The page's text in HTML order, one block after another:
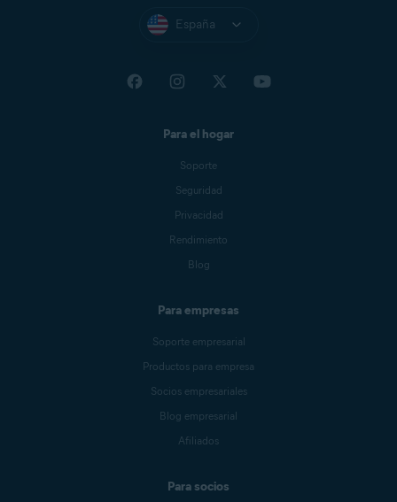
España
Para el hogar
Soporte
Seguridad
Privacidad
Rendimiento
Blog
Para empresas
Soporte empresarial
Productos para empresa
Socios empresariales
Blog empresarial
Afiliados
Para socios